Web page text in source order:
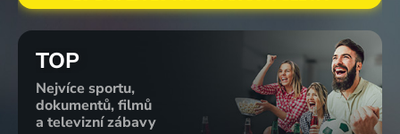
TOP
Nejvíce sportu,
dokumentů, filmů
a televizní zábavy